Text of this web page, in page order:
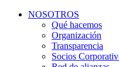
NOSOTROS
Qué hacemos
Organización
Transparencia
Socios